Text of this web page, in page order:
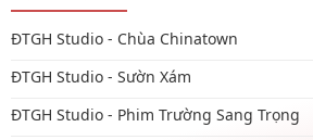
ĐTGH Studio - Chùa Chinatown
ĐTGH Studio - Sườn Xám
ĐTGH Studio - Phim Trường Sang Trọng